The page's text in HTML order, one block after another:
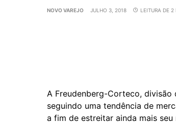
NOVO VAREJO JULHO 3, 2018 LEITURA DE
A Freudenberg-Corteco, divisão
seguindo uma tendência de
a fim de estreitar ainda mais